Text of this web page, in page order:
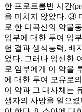
한 프로트롬빈 시간
을 미치지 않았다. ③
로 한 디곡신의 약물
임부에 대한 투여 임
험 결과 생식능력, 배
었다. 그러나 임신한
로 임부에게 이 약을
에 대한 투여 모유로
이 약과 그 대사체는
생자의 사망을 일으